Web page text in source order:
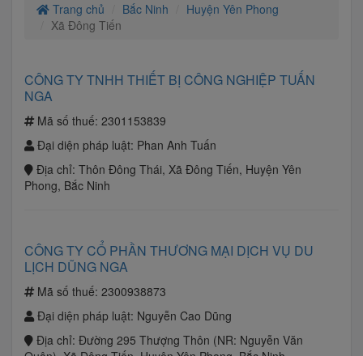
Trang chủ Bắc Ninh
Huyện Yên Phong
Xã Đông Tiến
CÔNG TY TNHH THIẾT BỊ CÔNG NGHIỆP TUẤN
NGA
Mã số thuế: 2301153839
Đại diện pháp luật: Phan Anh Tuấn
Địa chỉ: Thôn Đông Thái, Xã Đông Tiến, Huyện Yên
Phong, Bắc Ninh
CÔNG TY CỔ PHẦN THƯƠNG MẠI DỊCH VỤ DU
LỊCH DŨNG NGA
Mã số thuế: 2300938873
Đại diện pháp luật: Nguyễn Cao Dũng
Địa chỉ: Đường 295 Thượng Thôn (NR: Nguyễn Văn